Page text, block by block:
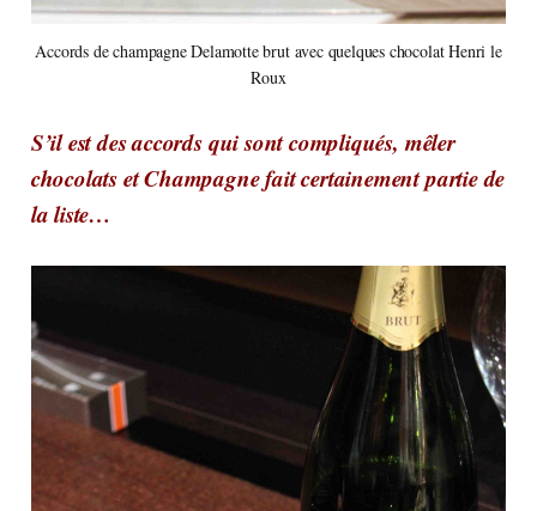
Accords de champagne Delamotte brut avec quelques chocolat Henri le
Roux
S’il est des accords qui sont compliqués, mêler
chocolats et Champagne fait certainement partie de
la liste…